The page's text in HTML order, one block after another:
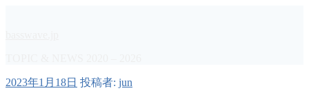
へ
投
2023年1月18日 投稿者: jun